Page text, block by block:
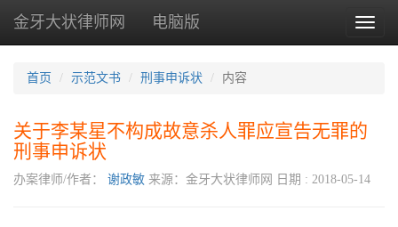
Toggle
金牙大状律师网 电脑版
首页 示范文书 刑事申诉状 内容
关于李某星不构成故意杀人罪应宣告无罪的
刑事申诉状
办案律师/作者： 谢政敏 来源：金牙大状律师网 日期 : 2018-05-14